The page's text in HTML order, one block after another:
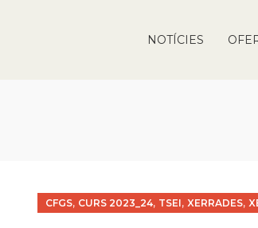
NOTÍCIES
CFGS, CURS 2023_24, TSEI, XERRADES,